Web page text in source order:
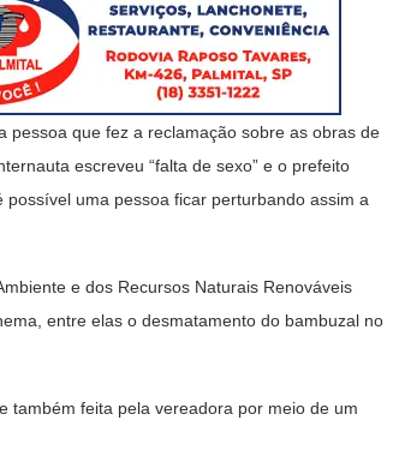
que fez a reclamação sobre as obras de
escreveu “falta de sexo” e o prefeito
uma pessoa ficar perturbando assim a
e dos Recursos Naturais Renováveis
entre elas o desmatamento do bambuzal no
também feita pela vereadora por meio de um